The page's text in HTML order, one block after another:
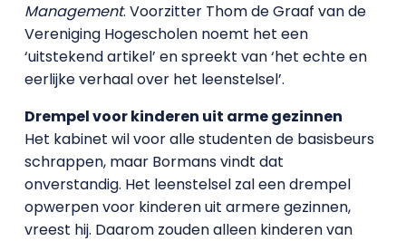
Management. Voorzitter Thom de Graaf van de
Vereniging Hogescholen noemt het een
‘uitstekend artikel’ en spreekt van ‘het echte en
eerlijke verhaal over het leenstelsel’.
Drempel voor kinderen uit arme gezinnen
Het kabinet wil voor alle studenten de basisbeurs
schrappen, maar Bormans vindt dat
onverstandig. Het leenstelsel zal een drempel
opwerpen voor kinderen uit armere gezinnen,
vreest hij. Daarom zouden alleen kinderen van